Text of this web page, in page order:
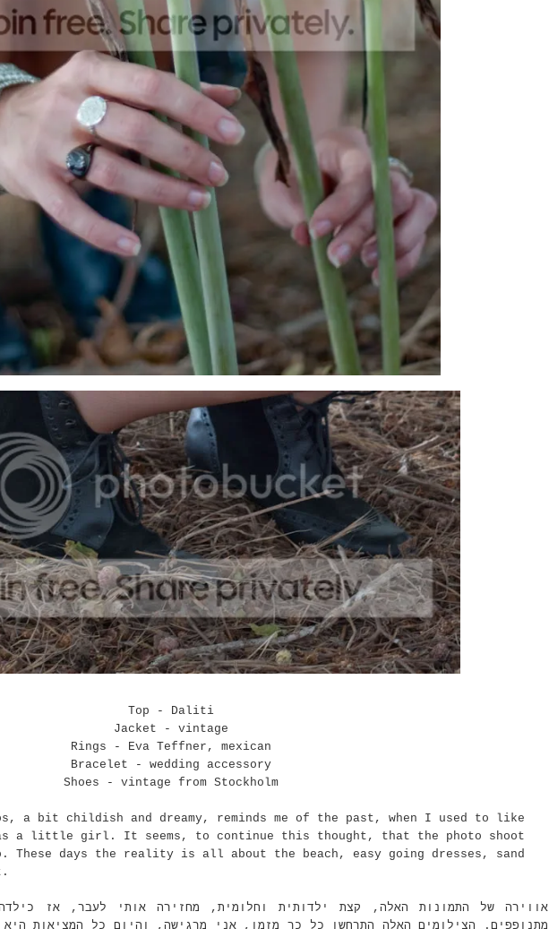
Top - Daliti
Jacket - vintage
Rings - Eva Teffner, mexican
Bracelet - wedding accessory
Shoes - vintage from Stockholm
a bit childish and dreamy, reminds me of the past, when I used to like
a little girl. It seems, to continue this thought, that the photo shoot
These days the reality is all about the beach, easy going dresses, sand
אווירה של התמונות האלה, קצת ילדותית וחלומית, מחזירה אותי לעבר, אז
מתנופפים. הצילומים האלה התרחשו כל כך מזמן, אני מרגישה, והיום כל המציאות